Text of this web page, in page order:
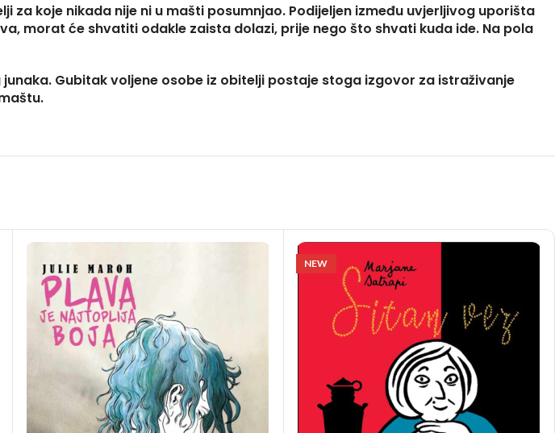
koje nikada nije ni u mašti posumnjao. Podijeljen između uvjerljivog uporišta
morat će shvatiti odakle zaista dolazi, prije nego što shvati kuda ide. Na pola
Gubitak voljene osobe iz obitelji postaje stoga izgovor za istraživanje
NEW